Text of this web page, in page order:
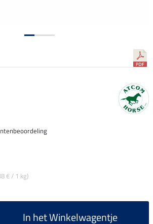
€ / 1 kg)
In het Winkelwagentje